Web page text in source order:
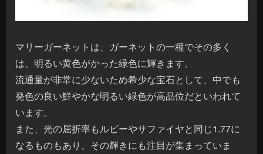
マリーガーネットは、ガーネットの一種でその多く
は、明るい黄色がかった緑色に輝きます。
流通量が非常に少ないため希少な宝石として、中でも
発色の良い鮮やかな明るい緑色が高品位だといわれて
います。
また、光の屈折率もルビーやサファイヤと同じ1.77に
なるものもあり、その輝きにも注目が集まっていま